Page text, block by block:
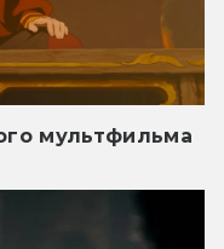
мультфильма